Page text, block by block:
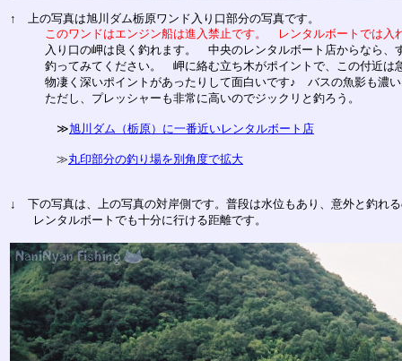
↑ 上の写真は旭川ダム栃原ワンド入り口部分の写真です。
このワンドはエンジン船は進入禁止です。 レンタルボートでは入
入り口の岬は良く釣れます。 中央のレンタルボート店からなら、す
釣ってみてください。 岬に絡む立ち木がポイントで、この付近は急
物凄く深いポイントがあったりして面白いです♪ バスの魚影も濃い
ただし、プレッシャーも非常に高いのでジックリと釣ろう。
≫旭川ダム（栃原）に一番近いレンタルボート店
≫丸印部分の釣り場を別角度で拡大
↓ 下の写真は、上の写真の対岸側です。普段は水位もあり、意外と釣れ
レンタルボートでも十分に行ける距離です。